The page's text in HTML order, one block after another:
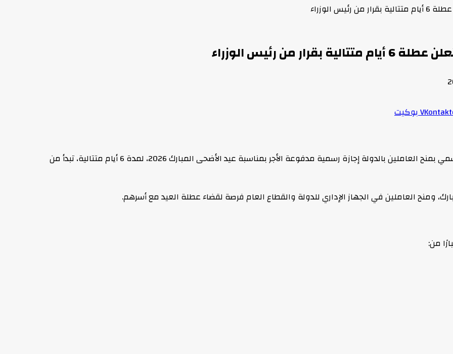
بوكيت
أعلن الدكتور مصطفى مدبولي، رئيس مجلس الوزراء، صدور قرار رسمي بمنح العاملين بالدولة إجازة رسمية مدفوعة الأجر بمناسبة عيد الأضحى المبارك 2026، لمدة 6 أيام متتالية، تبدأ من
ومنح العاملين في الجهاز الإداري للدولة والقطاع العام فرصة لقضاء عطلة العيد مع أسرهم.